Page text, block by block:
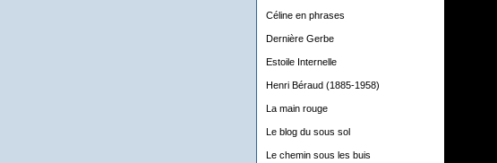
Céline en phrases
Dernière Gerbe
Estoile Internelle
Henri Béraud (1885-1958)
La main rouge
Le blog du sous sol
Le chemin sous les buis